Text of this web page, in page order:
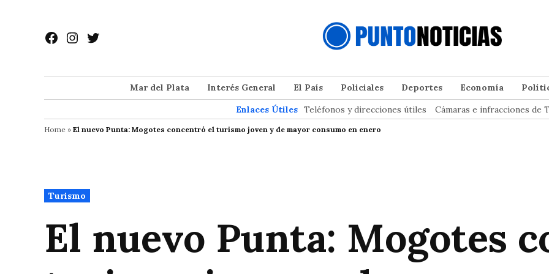
contenido
Facebook
Instagram
Twitter
Mar del Plata Interés General El País Policiales Deportes Economía
Enlaces Útiles Teléfonos y direcciones útiles Cámaras e infracciones de
Home » El nuevo Punta: Mogotes concentró el turismo joven y de mayor consumo en enero
Publicado
en
Turismo
El nuevo Punta: Mogotes